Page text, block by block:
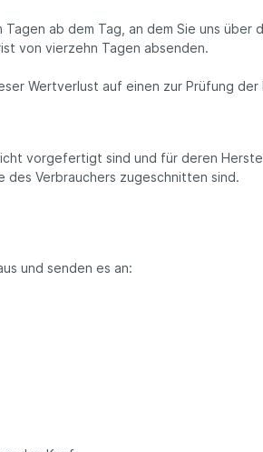
ab dem Tag, an dem Sie uns
von vierzehn Tagen absenden.
Wertverlust auf einen zur Prüfung
vorgefertigt sind und für deren
des Verbrauchers zugeschnitten sind.
und senden es an: